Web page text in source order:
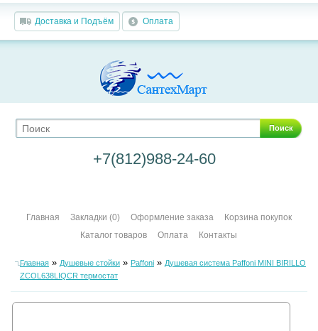
Доставка и Подъём Оплата
Поиск
+7(812)988-24-60
Главная Закладки (0) Оформление заказа
Корзина покупок
Каталог товаров
Оплата Контакты
Главная» Душевые стойки» Paffoni» Душевая система Paffoni MINI BIRILLO
ZCOL638LIQCR термостат